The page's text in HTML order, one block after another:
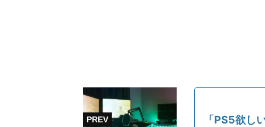
「PS5欲し